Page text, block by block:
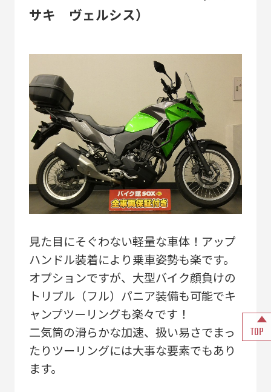
サキ ヴェルシス）
見た目にそぐわない軽量な車体！アップ
ハンドル装着により乗車姿勢も楽です。
オプションですが、大型バイク顔負けの
トリプル（フル）パニア装備も可能でキ
ャンプツーリングも楽々です！
二気筒の滑らかな加速、扱い易さでまっ
たりツーリングには大事な要素でもあり
ます。
TOP